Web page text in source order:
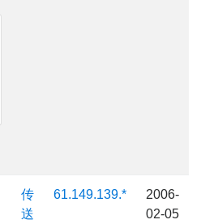
传
送
61.149.139.*
2006-
02-05